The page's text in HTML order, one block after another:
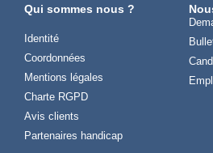
Qui sommes nous ?
Identité
Coordonnées
Mentions légales
Charte RGPD
Avis clients
Partenaires handicap